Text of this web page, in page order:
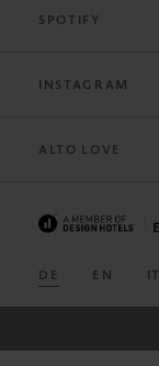
SPOTIFY
INSTAGRAM
ALTO LOVE
DE EN IT